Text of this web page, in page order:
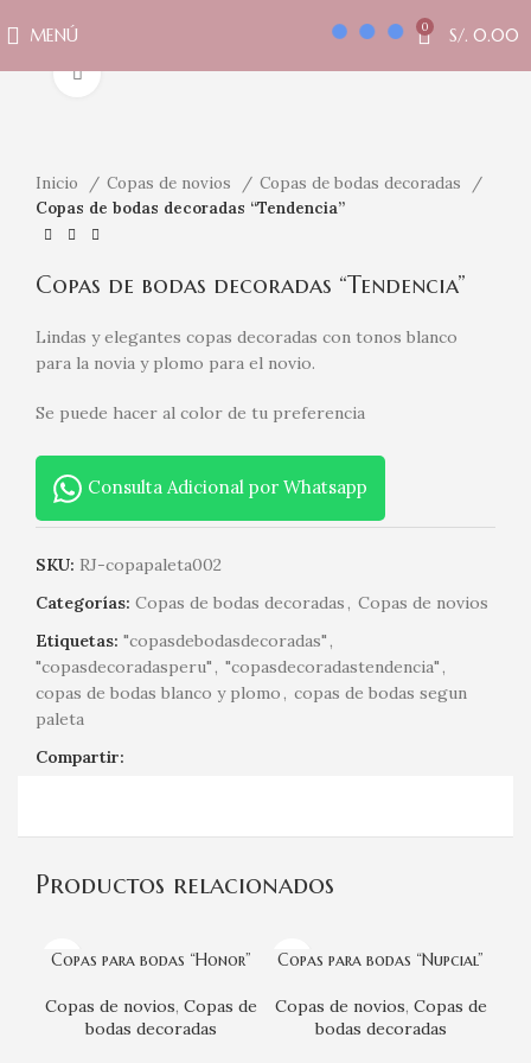
MENÚ 0 S/. 0.00
Clic para ampliar
Inicio Copas de novios
Copas de bodas decoradas
Copas de bodas decoradas “Tendencia”
Copas de bodas decoradas “Tendencia”
Lindas y elegantes copas decoradas con tonos blanco
para la novia y plomo para el novio.
Se puede hacer al color de tu preferencia
Consulta Adicional por Whatsapp
SKU: RJ-copapaleta002
Categorías: Copas de bodas decoradas, Copas de novios
Etiquetas: "copasdebodasdecoradas",
"copasdecoradasperu", "copasdecoradastendencia",
copas de bodas blanco y plomo, copas de bodas segun
paleta
Compartir:
Productos relacionados
Copas para bodas “Honor”
Copas de novios, Copas de
bodas decoradas
Copas para bodas “Nupcial”
Copas de novios, Copas de
bodas decoradas